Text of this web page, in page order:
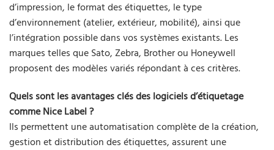
d’impression, le format des étiquettes, le type
d’environnement (atelier, extérieur, mobilité), ainsi que
l’intégration possible dans vos systèmes existants. Les
marques telles que Sato, Zebra, Brother ou Honeywell
proposent des modèles variés répondant à ces critères.
Quels sont les avantages clés des logiciels d’étiquetage
comme Nice Label ?
Ils permettent une automatisation complète de la création,
gestion et distribution des étiquettes, assurent une